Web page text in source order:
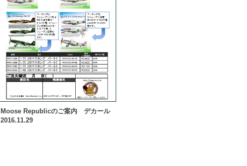
Moose Republicのご案内 デカール
2016.11.29